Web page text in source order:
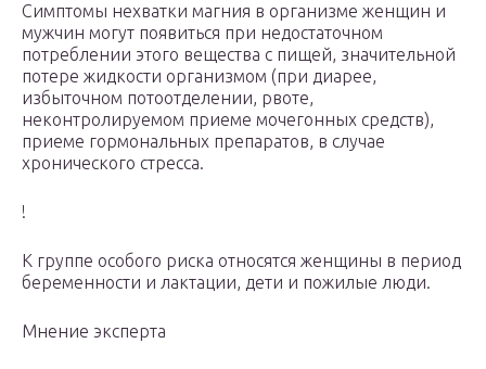
Симптомы нехватки магния в организме женщин и
мужчин могут появиться при недостаточном
потреблении этого вещества с пищей, значительной
потере жидкости организмом (при диарее,
избыточном потоотделении, рвоте,
неконтролируемом приеме мочегонных средств),
приеме гормональных препаратов, в случае
хронического стресса.
!
К группе особого риска относятся женщины в период
беременности и лактации, дети и пожилые люди.
Мнение эксперта